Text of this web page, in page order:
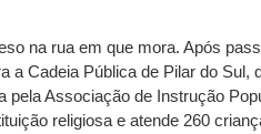
na rua em que mora. Após
a Cadeia Pública de Pilar do
pela Associação de Instrução
religiosa e atende 260